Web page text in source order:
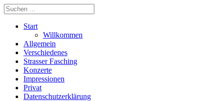
Start
Willkommen
Allgemein
Verschiedenes
Strasser Fasching
Konzerte
Impressionen
Privat
Datenschutzerklärung